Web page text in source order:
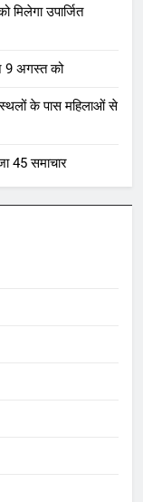
मिलेगा उपार्जित
9 अगस्त को
स्थलों के पास महिलाओं से
45 समाचार